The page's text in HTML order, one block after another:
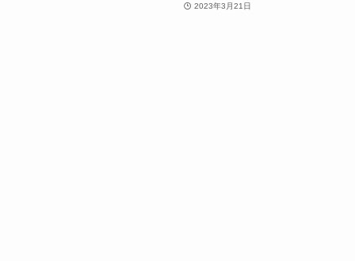
2023年3月21日